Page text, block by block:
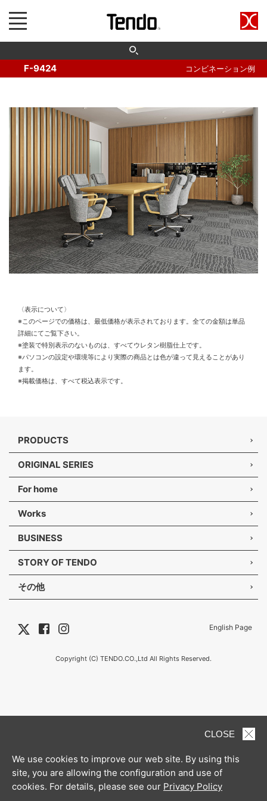
F-9424 コンビネーション例
〈表示について〉
※このページでの価格は、最低価格が表示されております。全ての金額は単品
詳細にてご覧下さい。
※塗装で特別表示のないものは、すべてウレタン樹脂仕上です。
※パソコンの設定や環境等により実際の商品とは色が違って見えることがあり
ます。
※掲載価格は、すべて税込表示です。
PRODUCTS
ORIGINAL SERIES
For home
Works
BUSINESS
STORY OF TENDO
その他
English Page
Copyright (C) TENDO.CO.,Ltd All Rights Reserved.
CLOSE
We use cookies to improve our web site. By using this
site, you are allowing the configuration and use of
cookies. For details, please see our Privacy Policy